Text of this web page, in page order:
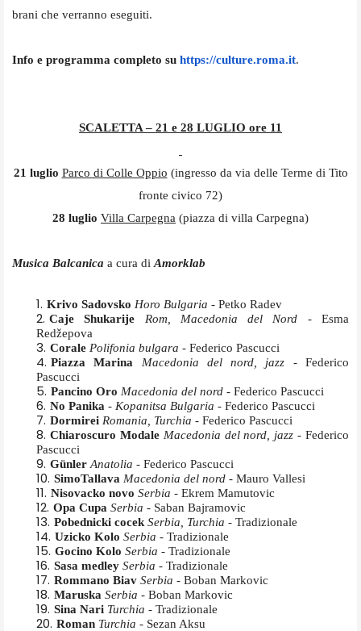
brani che verranno eseguiti.
Info e programma completo su https://culture.roma.it.
SCALETTA – 21 e 28 LUGLIO ore 11
21 luglio Parco di Colle Oppio (ingresso da via delle Terme di Tito
fronte civico 72)
28 luglio Villa Carpegna (piazza di villa Carpegna)
Musica Balcanica a cura diAmorklab
Krivo Sadovsko Horo Bulgaria - Petko Radev
Caje Shukarije
Rom, Macedonia del Nord - Esma
Redžepova
Corale Polifonia bulgara - Federico Pascucci
Piazza Marina
Macedonia del nord, jazz - Federico
Pascucci
Pancino Oro Macedonia del nord - Federico Pascucci
No Panika - Kopanitsa Bulgaria - Federico Pascucci
Dormirei Romania, Turchia - Federico Pascucci
Chiaroscuro Modale Macedonia del nord, jazz - Federico
Pascucci
Günler Anatolia - Federico Pascucci
SimoTallava Macedonia del nord - Mauro Vallesi
Nisovacko novo Serbia - Ekrem Mamutovic
Opa Cupa Serbia - Saban Bajramovic
Pobednicki cocekSerbia, Turchia - Tradizionale
Uzicko Kolo Serbia - Tradizionale
Gocino Kolo Serbia - Tradizionale
Sasa medley Serbia - Tradizionale
Rommano Biav Serbia - Boban Markovic
Maruska Serbia - Boban Markovic
Sina Nari Turchia - Tradizionale
Roman Turchia - Sezan Aksu